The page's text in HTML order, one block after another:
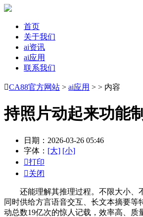
首页
关于我们
ai资讯
ai应用
联系我们
CA88官方网站 > ai应用 > > 内容
持照片动起来功能
日期：2026-03-26 05:46
字体： [大] [小]
打印
关闭
还能理解其推理过程。不限大小、不
同时供给方言语音交互、长文本摘要等
动总数19亿次的惊人记载，效率高、质